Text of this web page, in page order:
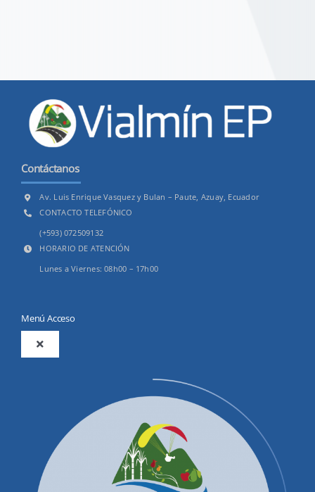
Contáctanos
Av. Luis Enrique Vasquez y Bulan – Paute, Azuay, Ecuador
CONTACTO TELEFÓNICO
(+593) 072509132
HORARIO DE ATENCIÓN
Lunes a Viernes: 08h00 – 17h00
Menú Acceso
Toggle
Productos y Servicios
Convocatorias Precalificación